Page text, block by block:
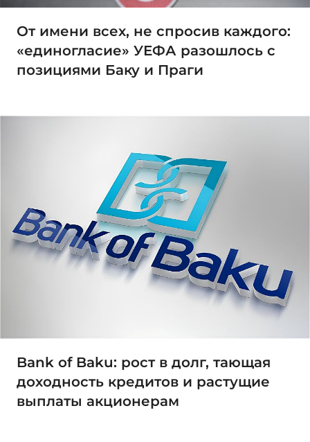
От имени всех, не спросив каждого:
«единогласие» УЕФА разошлось с
позициями Баку и Праги
Bank of Baku: рост в долг, тающая
доходность кредитов и растущие
выплаты акционерам